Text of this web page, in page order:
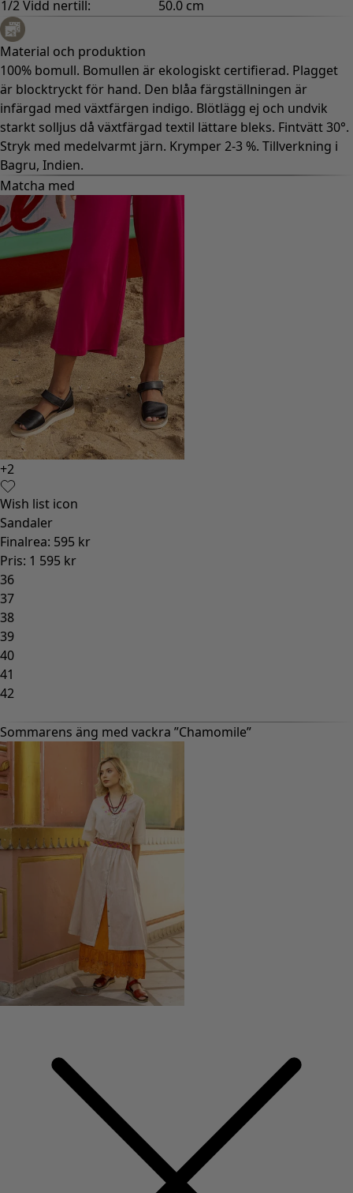
Lantlig inredning
Rolig inredning
Färgglad inredning
Blommig inredning
Natur
Bohemisk inredning
Skandinavisk inredning
Mysig inredning